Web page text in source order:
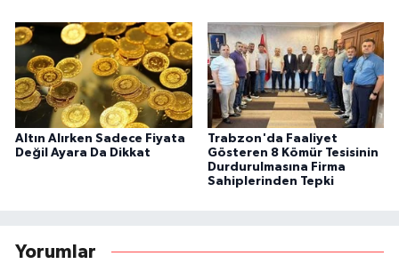
Altın Alırken Sadece Fiyata
Değil Ayara Da Dikkat
Trabzon'da Faaliyet
Gösteren 8 Kömür Tesisinin
Durdurulmasına Firma
Sahiplerinden Tepki
Yorumlar